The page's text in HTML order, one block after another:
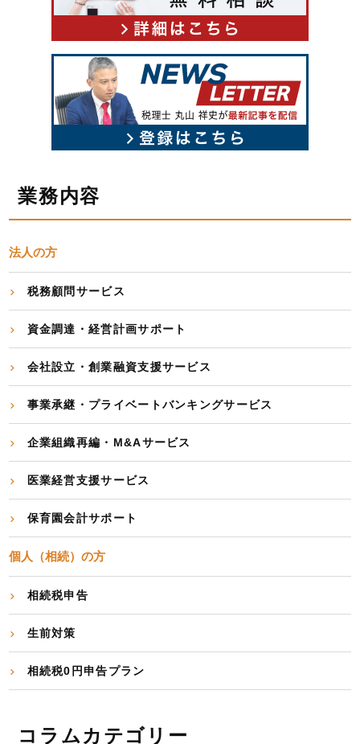
業務内容
法人の方
税務顧問サービス
資金調達・経営計画サポート
会社設立・創業融資支援サービス
事業承継・プライベートバンキングサービス
企業組織再編・M&Aサービス
医業経営支援サービス
保育園会計サポート
個人（相続）の方
相続税申告
生前対策
相続税0円申告プラン
コラムカテゴリー